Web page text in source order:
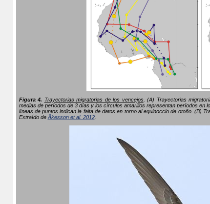
Figura 4. Trayectorias migratorias de los vencejos. (A) Trayectorias
medias de períodos de 3 días y los círculos amarillos representan períodos en
líneas de puntos indican la falta de datos en torno al equinoccio de otoño. (B)
Extraído de Åkesson et al. 2012.